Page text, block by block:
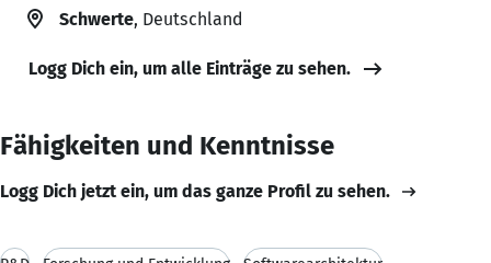
Schwerte, Deutschland
Logg Dich ein, um alle Einträge zu sehen.
Fähigkeiten und Kenntnisse
Logg Dich jetzt ein, um das ganze Profil zu sehen.